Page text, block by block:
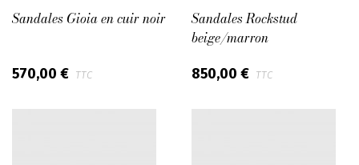
Sandales Gioia en cuir noir
570,00 € TTC
Sandales Rockstud
beige/marron
850,00 € TTC